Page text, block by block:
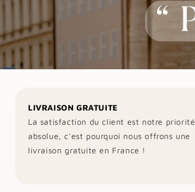
LIVRAISON GRATUITE
La satisfaction du client est notre priorité
absolue, c'est pourquoi nous offrons une
livraison gratuite en France !